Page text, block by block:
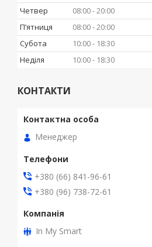
Четвер
08:00 20:00
Пʼятниця
08:00 20:00
Субота
10:00
18:30
Неділя
10:00 18:30
КОНТАКТИ
Менеджер
+380 (66) 841-96-61
+380 (96) 738-72-61
In My Smart